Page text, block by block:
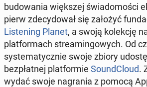
bu­do­wa­nia więk­szej świa­do­mo­ści
pierw zde­cy­do­wał się założyć
Li­ste­ning Planet, a swoją ko­lek­cję
plat­for­mach stre­amin­go­wych. Od
sys­te­ma­tycz­nie swoje zbiory
bez­płat­nej plat­for­mie So­undC­lo­ud.
wydać swoje na­gra­nia z pomocą